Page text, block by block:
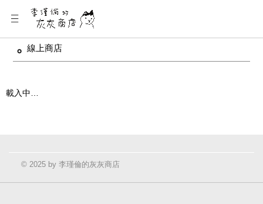
線上商店
載入中…
© 2025 by 李瑾倫的灰灰商店